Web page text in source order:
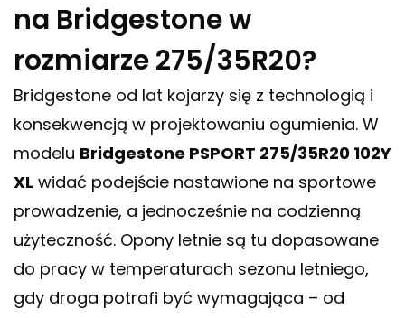
na Bridgestone w
rozmiarze 275/35R20?
Bridgestone od lat kojarzy się z technologią i
konsekwencją w projektowaniu ogumienia. W
modelu Bridgestone PSPORT 275/35R20 102Y
XL widać podejście nastawione na sportowe
prowadzenie, a jednocześnie na codzienną
użyteczność. Opony letnie są tu dopasowane
do pracy w temperaturach sezonu letniego,
gdy droga potrafi być wymagająca – od